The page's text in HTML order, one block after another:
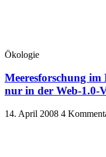
Ökologie
Meeresforschung
nur in der Web-1.0-
14. April 2008 4